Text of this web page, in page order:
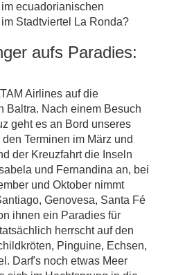
ecuadorianischen
Stadtviertel La Ronda?
aufs Paradies:
Airlines auf die
Baltra. Nach einem Besuch
geht es an Bord unseres
Terminen im März und
der Kreuzfahrt die Inseln
und Fernandina an, bei
und Oktober nimmt
Genovesa, Santa Fé
ihnen ein Paradies für
herrscht auf den
Pinguine, Echsen,
Darf's noch etwas Meer